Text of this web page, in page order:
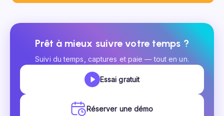
Prêt à mieux suivre votre temps ?
Suivi du temps, captures et paie — tout en un.
Essai gratuit
Réserver une démo